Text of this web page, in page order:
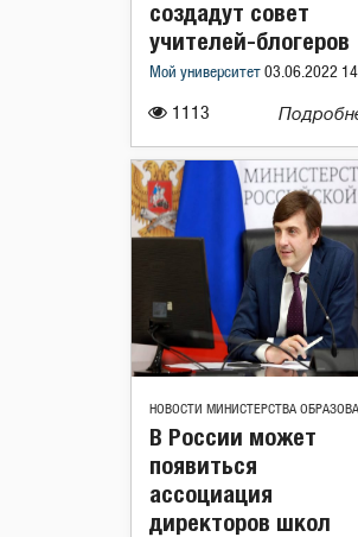
1113
создадут совет
учителей-блогеров
Мой университет 03.06.2022
НОВОСТИ МИНИСТЕРСТВА
В России может
появиться
ассоциация
директоров школ